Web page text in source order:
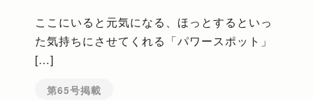
ここにいると元気になる、ほっとするといっ
た気持ちにさせてくれる「パワースポット」
[…]
第65号掲載